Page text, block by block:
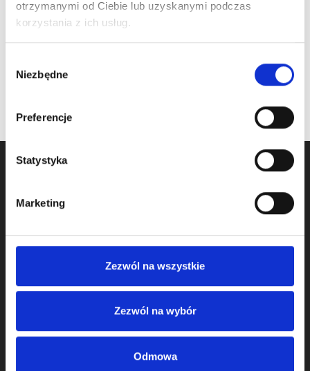
otrzymanymi od Ciebie lub uzyskanymi podczas
korzystania z ich usług.
zgody
Niezbędne
Preferencje
Statystyka
Marketing
Zezwól na wszystkie
Zezwól na wybór
Odmowa
oczekiwanie na dostawę Cena detaliczna (brutto)
Zajmujemy się sprzedażą komponentów do bram od 2009
roku, a jako firma Komponenty Do Bram działamy na rynku
od 2011 roku.
Naszym klientom oferujemy: